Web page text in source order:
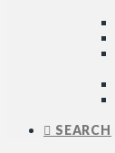
SEARCH